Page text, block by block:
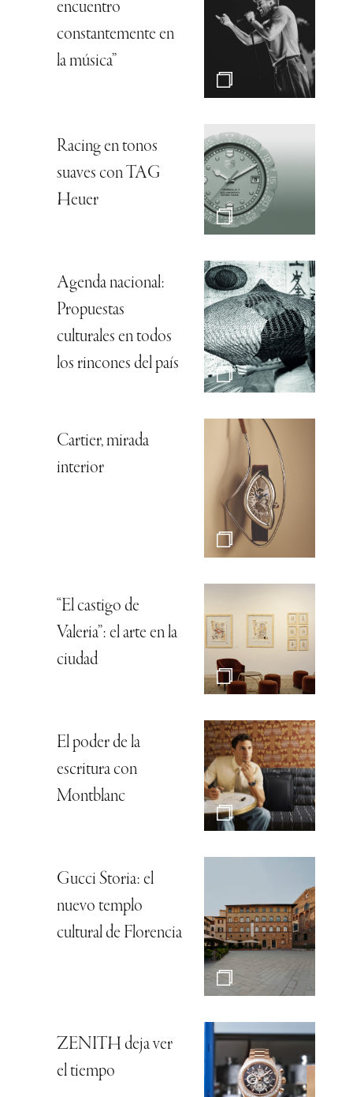
encuentro
constantemente en
la música”
Racing en tonos
suaves con TAG
Heuer
Agenda nacional:
Propuestas
culturales en todos
los rincones del país
Cartier, mirada
interior
“El castigo de
Valeria”: el arte en la
ciudad
El poder de la
escritura con
Montblanc
Gucci Storia: el
nuevo templo
cultural de Florencia
ZENITH deja ver
el tiempo